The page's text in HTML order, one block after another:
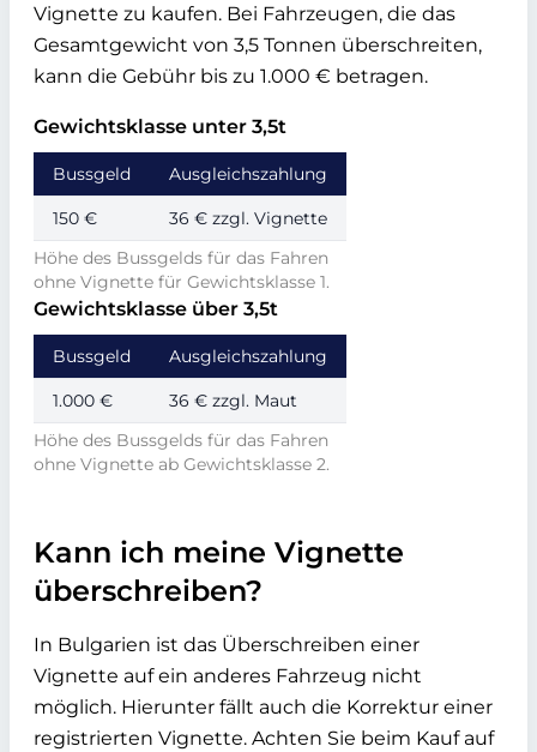
Vignette zu kaufen. Bei Fahrzeugen, die das
Gesamtgewicht von 3,5 Tonnen überschreiten,
kann die Gebühr bis zu 1.000 € betragen.
Gewichtsklasse unter 3,5t
Höhe des Bussgelds für das Fahren
ohne Vignette für Gewichtsklasse 1.
Bussgeld Ausgleichszahlung
150 € 36 € zzgl. Vignette
Gewichtsklasse über 3,5t
Höhe des Bussgelds für das Fahren
ohne Vignette ab Gewichtsklasse 2.
Bussgeld Ausgleichszahlung
1.000 € 36 € zzgl. Maut
Kann ich meine Vignette
überschreiben?
In Bulgarien ist das Überschreiben einer
Vignette auf ein anderes Fahrzeug nicht
möglich. Hierunter fällt auch die Korrektur einer
registrierten Vignette. Achten Sie beim Kauf auf